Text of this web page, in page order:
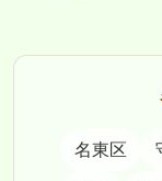
名東区